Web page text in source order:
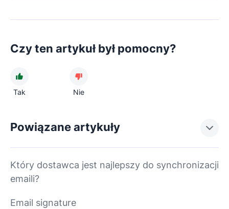
Czy ten artykuł był pomocny?
Tak Nie
Powiązane artykuły
Który dostawca jest najlepszy do synchronizacji
emaili?
Email signature